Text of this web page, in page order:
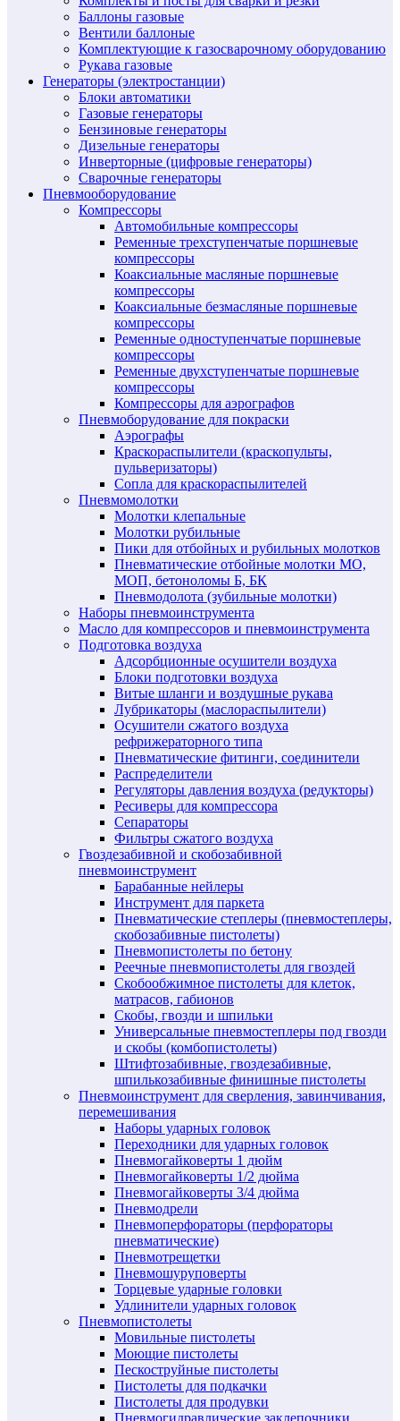
Баллоны газовые
Вентили баллоные
Комплектующие к газосварочному оборудованию
Рукава газовые
Генераторы (электростанции)
Блоки автоматики
Газовые генераторы
Бензиновые генераторы
Дизельные генераторы
Инверторные (цифровые генераторы)
Сварочные генераторы
Пневмооборудование
Компрессоры
Автомобильные компрессоры
Ременные трехступенчатые поршневые
компрессоры
Коаксиальные масляные поршневые
компрессоры
Коаксиальные безмасляные поршневые
компрессоры
Ременные одноступенчатые поршневые
компрессоры
Ременные двухступенчатые поршневые
компрессоры
Компрессоры для аэрографов
Пневмоборудование для покраски
Аэрографы
Краскораспылители (краскопульты,
пульверизаторы)
Сопла для краскораспылителей
Пневмомолотки
Молотки клепальные
Молотки рубильные
Пики для отбойных и рубильных молотков
Пневматические отбойные молотки МО,
МОП, бетоноломы Б, БК
Пневмодолота (зубильные молотки)
Наборы пневмоинструмента
Масло для компрессоров и пневмоинструмента
Подготовка воздуха
Адсорбционные осушители воздуха
Блоки подготовки воздуха
Витые шланги и воздушные рукава
Лубрикаторы (маслораспылители)
Осушители сжатого воздуха
рефрижераторного типа
Пневматические фитинги, соединители
Распределители
Регуляторы давления воздуха (редукторы)
Ресиверы для компрессора
Сепараторы
Фильтры сжатого воздуха
Гвоздезабивной и скобозабивной
пневмоинструмент
Барабанные нейлеры
Инструмент для паркета
Пневматические степлеры (пневмостеплеры,
скобозабивные пистолеты)
Пневмопистолеты по бетону
Реечные пневмопистолеты для гвоздей
Скобообжимное пистолеты для клеток,
матрасов, габионов
Скобы, гвозди и шпильки
Универсальные пневмостеплеры под гвозди
и скобы (комбопистолеты)
Штифтозабивные, гвоздезабивные,
шпилькозабивные финишные пистолеты
Пневмоинструмент для сверления, завинчивания,
перемешивания
Наборы ударных головок
Переходники для ударных головок
Пневмогайковерты 1 дюйм
Пневмогайковерты 1/2 дюйма
Пневмогайковерты 3/4 дюйма
Пневмодрели
Пневмоперфораторы (перфораторы
пневматические)
Пневмотрещетки
Пневмошуруповерты
Торцевые ударные головки
Удлинители ударных головок
Пневмопистолеты
Мовильные пистолеты
Моющие пистолеты
Пескоструйные пистолеты
Пистолеты для подкачки
Пистолеты для продувки
Пневмогидравлические заклепочники